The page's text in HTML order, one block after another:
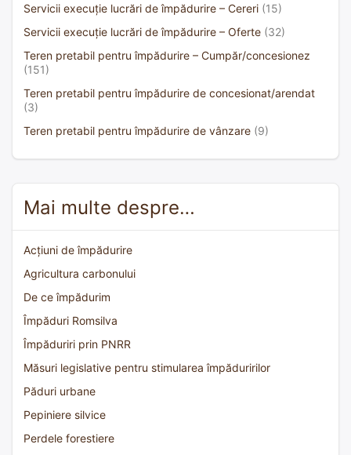
Servicii execuție lucrări de împădurire – Cereri (15)
Servicii execuție lucrări de împădurire – Oferte (32)
Teren pretabil pentru împădurire – Cumpăr/concesionez
(151)
Teren pretabil pentru împădurire de concesionat/arendat
(3)
Teren pretabil pentru împădurire de vânzare (9)
Mai multe despre…
Acțiuni de împădurire
Agricultura carbonului
De ce împădurim
Împăduri Romsilva
Împăduriri prin PNRR
Măsuri legislative pentru stimularea împăduririlor
Păduri urbane
Pepiniere silvice
Perdele forestiere